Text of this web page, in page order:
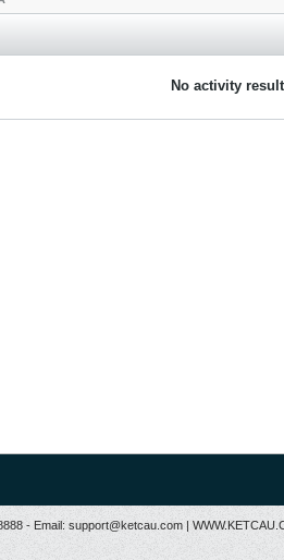
No activity
- Email: support@ketcau.com |